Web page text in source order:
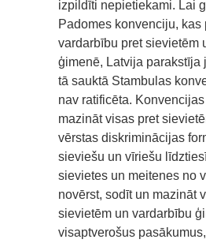
izpildīti nepietiekami. Lai
Padomes konvenciju, kas
vardarbību pret sievietēm
ģimenē, Latvija parakstīja
tā sauktā Stambulas
nav ratificēta.
mazināt visas pret
vērstas diskriminācijas
sieviešu un vīriešu
sievietes un meitenes no
novērst, sodīt un mazināt
sievietēm un vardarbību
visaptverošus